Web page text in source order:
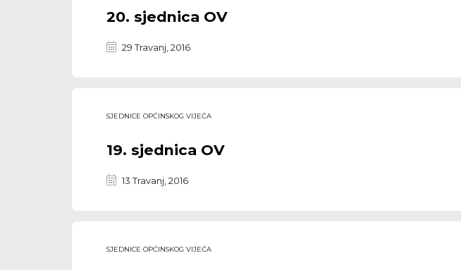
20. sjednica OV
29 Travanj, 2016
SJEDNICE OPĆINSKOG VIJEĆA
19. sjednica OV
13 Travanj, 2016
SJEDNICE OPĆINSKOG VIJEĆA